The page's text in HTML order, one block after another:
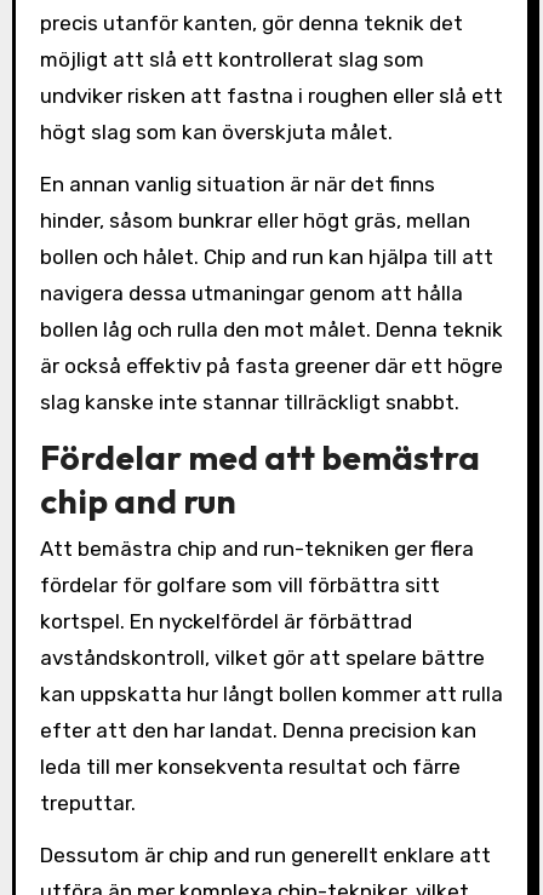
precis utanför kanten, gör denna teknik det
möjligt att slå ett kontrollerat slag som
undviker risken att fastna i roughen eller slå ett
högt slag som kan överskjuta målet.
En annan vanlig situation är när det finns
hinder, såsom bunkrar eller högt gräs, mellan
bollen och hålet. Chip and run kan hjälpa till att
navigera dessa utmaningar genom att hålla
bollen låg och rulla den mot målet. Denna teknik
är också effektiv på fasta greener där ett högre
slag kanske inte stannar tillräckligt snabbt.
Fördelar med att bemästra
chip and run
Att bemästra chip and run-tekniken ger flera
fördelar för golfare som vill förbättra sitt
kortspel. En nyckelfördel är förbättrad
avståndskontroll, vilket gör att spelare bättre
kan uppskatta hur långt bollen kommer att rulla
efter att den har landat. Denna precision kan
leda till mer konsekventa resultat och färre
treputtar.
Dessutom är chip and run generellt enklare att